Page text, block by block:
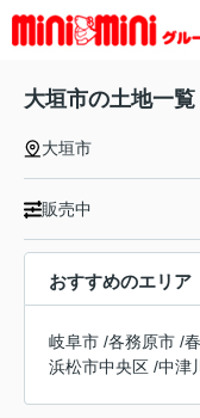
大垣市の土地一覧
大垣市
販売中
おすすめのエリア
岐阜市 /各務原市 /
浜松市中央区 /中津